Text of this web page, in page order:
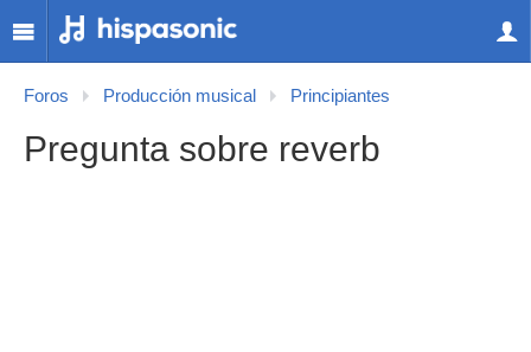
Foros Producción musical Principiantes
Pregunta sobre reverb